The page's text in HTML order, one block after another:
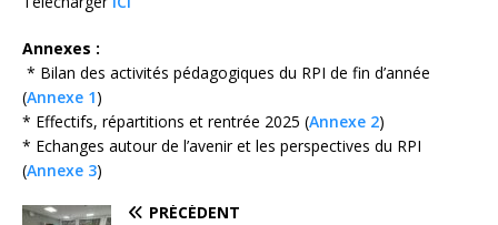
Annexes :
* Bilan des activités pédagogiques du RPI de fin d’année
(Annexe 1)
* Effectifs, répartitions et rentrée 2025 (Annexe 2)
* Echanges autour de l’avenir et les perspectives du RPI
(Annexe 3)
PRÉCÉDENT